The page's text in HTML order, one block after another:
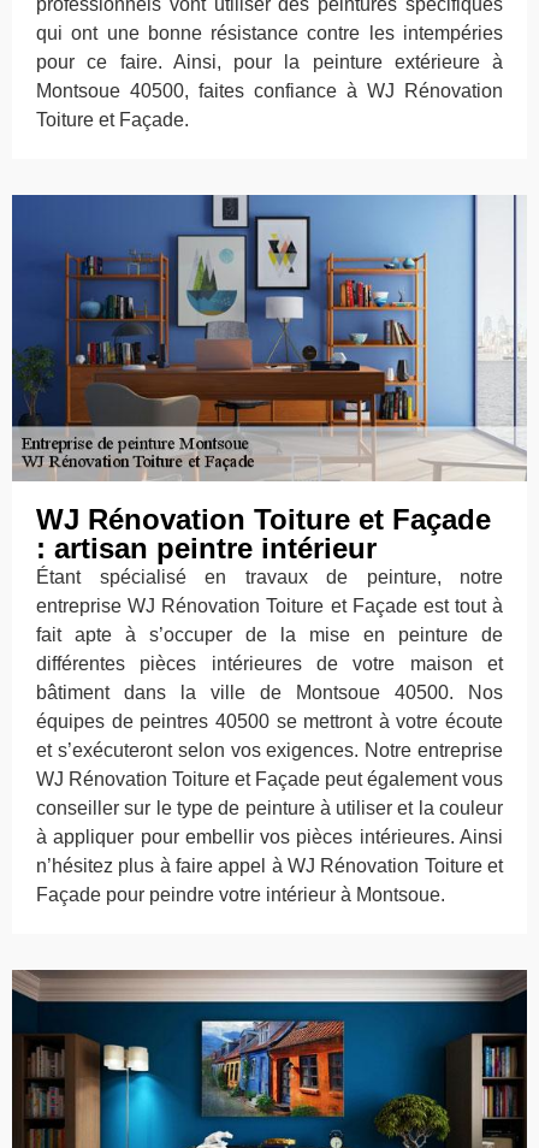
professionnels vont utiliser des peintures spécifiques
qui ont une bonne résistance contre les intempéries
pour ce faire. Ainsi, pour la peinture extérieure à
Montsoue 40500, faites confiance à WJ Rénovation
Toiture et Façade.
WJ Rénovation Toiture et Façade
: artisan peintre intérieur
Étant spécialisé en travaux de peinture, notre
entreprise WJ Rénovation Toiture et Façade est tout à
fait apte à s’occuper de la mise en peinture de
différentes pièces intérieures de votre maison et
bâtiment dans la ville de Montsoue 40500. Nos
équipes de peintres 40500 se mettront à votre écoute
et s’exécuteront selon vos exigences. Notre entreprise
WJ Rénovation Toiture et Façade peut également vous
conseiller sur le type de peinture à utiliser et la couleur
à appliquer pour embellir vos pièces intérieures. Ainsi
n’hésitez plus à faire appel à WJ Rénovation Toiture et
Façade pour peindre votre intérieur à Montsoue.